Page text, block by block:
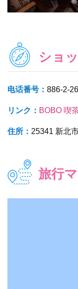
ショ
电话番号： 886-2-
リンク： BOBO 喫
住所： 25341 新北
旅行